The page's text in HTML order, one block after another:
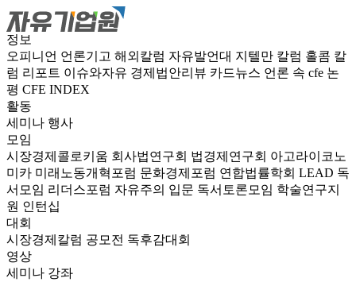
정보
오피니언 언론기고 해외칼럼 자유발언대 지텔만 칼럼 홀콤 칼
럼 리포트 이슈와자유 경제법안리뷰 카드뉴스 언론 속 cfe 논
평 CFE INDEX
활동
세미나 행사
모임
시장경제콜로키움 회사법연구회 법경제연구회 아고라이코노
미카 미래노동개혁포럼 문화경제포럼 연합법률학회 LEAD 독
서모임 리더스포럼 자유주의 입문 독서토론모임 학술연구지
원 인턴십
대회
시장경제칼럼 공모전 독후감대회
영상
세미나 강좌